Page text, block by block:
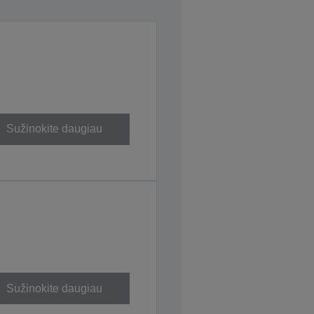
Sužinokite daugiau
Sužinokite daugiau